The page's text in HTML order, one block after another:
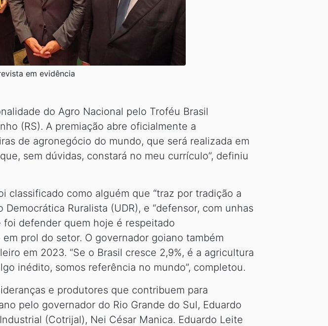
em evidência
do Agro Nacional pelo Troféu Brasil
(RS). A premiação abre oficialmente a
de agronegócio do mundo, que será realizada em
sem dúvidas, constará no meu currículo”, definiu
classificado como alguém que “traz por tradição a
Ruralista (UDR), e “defensor, com unhas
foi defender quem hoje é respeitado
prol do setor. O governador goiano também
em 2023. “Se o Brasil cresce 2,9%, é a agricultura
inédito, somos referência no mundo”, completou.
e produtores que contribuem para
pelo governador do Rio Grande do Sul, Eduardo
(Cotrijal), Nei César Manica. Eduardo Leite